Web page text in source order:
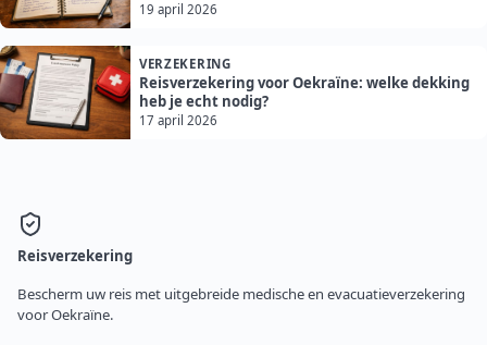
19 april 2026
VERZEKERING
Reisverzekering voor Oekraïne: welke dekking
heb je echt nodig?
17 april 2026
Reisverzekering
Bescherm uw reis met uitgebreide medische en evacuatieverzekering
voor Oekraïne.